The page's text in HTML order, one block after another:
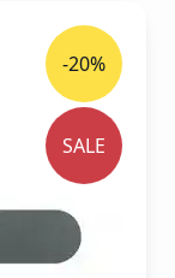
-20%
SALE